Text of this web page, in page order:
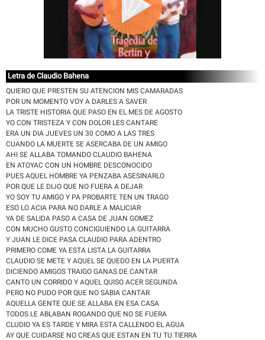
Letra de Claudio Bahena
QUIERO QUE PRESTEN SU ATENCION MIS CAMARADAS
POR UN MOMENTO VOY A DARLES A SAVER
LA TRISTE HISTORIA QUE PASO EN EL MES DE AGOSTO
YO CON TRISTEZA Y CON DOLOR LES CANTARE
ERA UN DIA JUEVES UN 30 COMO A LAS TRES
CUANDO LA MUERTE SE ASERCABA DE UN AMIGO
AHI SE ALLABA TOMANDO CLAUDIO BAHENA
EN ATOYAC CON UN HOMBRE DESCONOCIDO
PUES AQUEL HOMBRE YA PENZABA ASESINARLO
POR QUE LE DIJO QUE NO FUERA A DEJAR
YO SOY TU AMIGO Y PA PROBARTE TEN UN TRAGO
ESO LO ACIA PARA NO DARLE A MALICIAR
YA DE SALIDA PASO A CASA DE JUAN GOMEZ
CON MUCHO GUSTO CONCIGUIENDO LA GUITARRA
Y JUAN LE DICE PASA CLAUDIO PARA ADENTRO
PRIMERO COME YA ESTA LISTA LA GUITARRA
CLAUDIO SE METE Y AQUEL SE QUEDO EN LA PUERTA
DICIENDO AMIGOS TRAIGO GANAS DE CANTAR
CANTO UN CORRIDO Y AQUEL QUISO ACER SEGUNDA
PERO NO PUDO POR QUE NO SABIA CANTAR
AQUELLA GENTE QUE SE ALLABA EN ESA CASA
TODOS LE ABLABAN ROGANDO QUE NO SE FUERA
CLUDIO YA ES TARDE Y MIRA ESTA CALLENDO EL AGUA
AY QUE CUIDARSE NO CREAS QUE ESTAN EN TU TU TIERRA